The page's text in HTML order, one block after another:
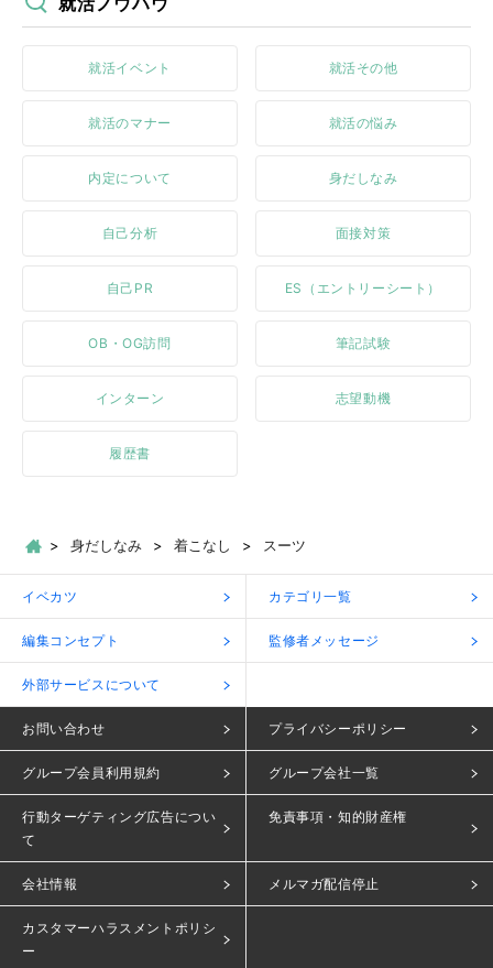
就活イベント 就活その他
就活のマナー 就活の悩み
内定について 身だしなみ
自己分析 面接対策
自己PR ES（エントリーシート）
OB・OG訪問 筆記試験
インターン 志望動機
履歴書
身だしなみ 着こなし スーツ
イベカツ カテゴリ一覧
編集コンセプト 監修者メッセージ
外部サービスについて
お問い合わせ プライバシーポリシー
グループ会員利用規約 グループ会社一覧
行動ターゲティング広告につい
て
免責事項・知的財産権
会社情報 メルマガ配信停止
カスタマーハラスメントポリシ
ー